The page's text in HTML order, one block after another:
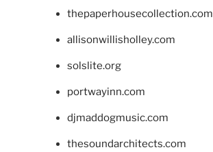
thepaperhousecollection.com
allisonwillisholley.com
solslite.org
portwayinn.com
djmaddogmusic.com
thesoundarchitects.com